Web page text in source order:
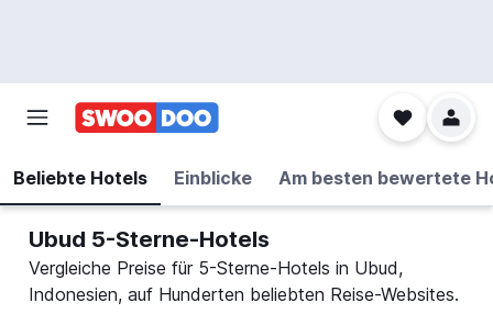
Beliebte Hotels Einblicke Am besten bewertete
Ubud 5-Sterne-Hotels
Vergleiche Preise für 5-Sterne-Hotels in Ubud,
Indonesien, auf Hunderten beliebten Reise-Websites.